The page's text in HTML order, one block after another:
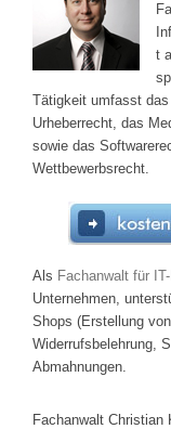
t
Tätigkeit umfasst
Urheberrecht, das
sowie das
Wettbewerbsrecht.
Als Fachanwalt für
Unternehmen,
Shops (Erstellung
Widerrufsbelehrung,
Abmahnungen.
Fachanwalt Christian